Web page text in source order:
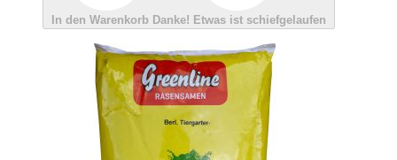
In den Warenkorb Danke! Etwas ist schiefgelaufen